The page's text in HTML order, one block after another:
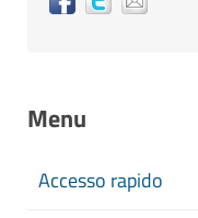
Menu
Accesso rapido